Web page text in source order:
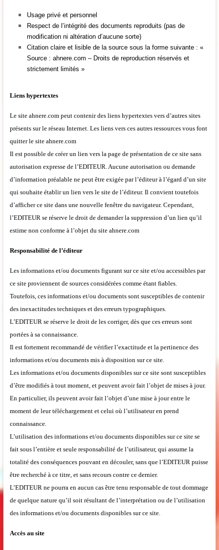
Usage privé et personnel
Respect de l’intégrité des documents reproduits (pas de
modification ni altération d’aucune sorte)
Citation claire et lisible de la source sous la forme suivante : «
Source : ahnere.com – Droits de reproduction réservés et
strictement limités »
Liens hypertextes
Le site ahnere.com peut contenir des liens hypertextes vers d’autres sites
présents sur le réseau Internet. Les liens vers ces autres ressources vous font
quitter le site ahnere.com
Il est possible de créer un lien vers la page de présentation de ce site sans
autorisation expresse de l’EDITEUR. Aucune autorisation ou demande
d’information préalable ne peut être exigée par l’éditeur à l’égard d’un site
qui souhaite établir un lien vers le site de l’éditeur. Il convient toutefois
d’afficher ce site dans une nouvelle fenêtre du navigateur. Cependant,
l’EDITEUR se réserve le droit de demander la suppression d’un lien qu’il
estime non conforme à l’objet du site ahnere.com
Responsabilité de l’éditeur
Les informations et/ou documents figurant sur ce site et/ou accessibles par
ce site proviennent de sources considérées comme étant fiables.
Toutefois, ces informations et/ou documents sont susceptibles de contenir
des inexactitudes techniques et des erreurs typographiques.
L’EDITEUR se réserve le droit de les corriger, dès que ces erreurs sont
portées à sa connaissance.
Il est fortement recommandé de vérifier l’exactitude et la pertinence des
informations et/ou documents mis à disposition sur ce site.
Les informations et/ou documents disponibles sur ce site sont susceptibles
d’être modifiés à tout moment, et peuvent avoir fait l’objet de mises à jour.
En particulier, ils peuvent avoir fait l’objet d’une mise à jour entre le
moment de leur téléchargement et celui où l’utilisateur en prend
connaissance.
L’utilisation des informations et/ou documents disponibles sur ce site se
fait sous l’entière et seule responsabilité de l’utilisateur, qui assume la
totalité des conséquences pouvant en découler, sans que l’EDITEUR puisse
être recherché à ce titre, et sans recours contre ce dernier.
L’EDITEUR ne pourra en aucun cas être tenu responsable de tout dommage
de quelque nature qu’il soit résultant de l’interprétation ou de l’utilisation
des informations et/ou documents disponibles sur ce site.
Accès au site